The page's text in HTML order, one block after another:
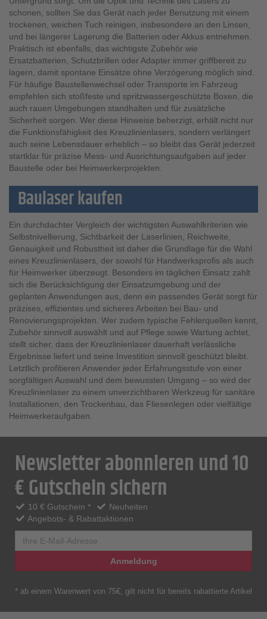
schonen, sollten Sie das Gerät nach jeder Benutzung mit einem
trockenen, weichen Tuch reinigen, insbesondere an den Linsen,
und bei längerer Lagerung die Batterien oder Akkus entnehmen.
Praktisch ist ebenfalls, das wichtigste Zubehör wie
Ersatzbatterien, Schutzbrillen oder Adapter immer griffbereit zu
lagern, damit spontane Einsätze ohne Verzögerung möglich sind.
Für häufige Baustellenwechsel oder Transporte im Fahrzeug
empfehlen sich stoßfeste und spritzwassergeschützte Boxen, die
auch rauen Umgebungen standhalten und für zusätzliche
Sicherheit sorgen. Wer diese Hinweise beherzigt, erhält nicht nur
die Funktionsfähigkeit des Kreuzlinienlasers, sondern verlängert
auch seine Lebensdauer erheblich – so bleibt das Gerät jederzeit
startklar für präzise Mess- und Ausrichtungsaufgaben auf jeder
Baustelle oder bei Heimwerkerprojekten.
Baulaser kaufen
Ein durchdachter Vergleich der wichtigsten Auswahlkriterien wie
Selbstnivellierung, Sichtbarkeit der Laserlinien, Reichweite,
Genauigkeit und Robustheit ist daher die Grundlage für die Wahl
eines Kreuzlinienlasers, der sowohl für Handwerksprofis als auch
für Heimwerker überzeugt. Besonders im täglichen Einsatz zahlt
sich die Berücksichtigung der Einsatzumgebung und der
geplanten Anwendungen aus, denn ein passendes Gerät sorgt für
präzises, effizientes und sicheres Arbeiten bei Bau- und
Renovierungsprojekten. Wer zudem typische Fehlerquellen kennt,
Zubehör sinnvoll auswählt und auf Pflege sowie Wartung achtet,
stellt sicher, dass der Kreuzlinienlaser dauerhaft verlässliche
Ergebnisse liefert und seine Investition sinnvoll geschützt bleibt.
Letztlich profitieren Anwender jeder Erfahrungsstufe von einer
sorgfältigen Auswahl und dem bewussten Umgang – so wird der
Kreuzlinienlaser zu einem unverzichtbaren Werkzeug für sanitäre
Installationen, den Trockenbau, das Fliesenlegen oder vielfältige
Heimwerkeraufgaben.
Newsletter abonnieren und 10
€ Gutschein sichern
10 € Gutschein *
Neuheiten
Angebots- & Rabattaktionen
Anmeldung
* ab einem Warenwert von 75€, gilt nicht für bereits rabattierte Artikel